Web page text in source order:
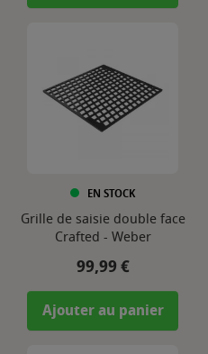
EN STOCK
Grille de saisie double face
Crafted - Weber
Prix
99,99 €
Ajouter au panier